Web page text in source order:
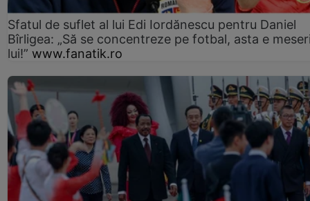
Sfatul de suflet al lui Edi Iordănescu pentru Daniel
Bîrligea: „Să se concentreze pe fotbal, asta e
lui!” www.fanatik.ro